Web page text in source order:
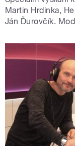
Martin Hrdinka,
Ján Ďurovčík.